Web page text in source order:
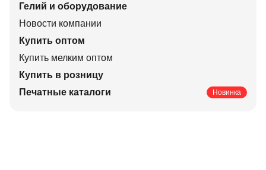
Гелий и оборудование
Новости компании
Купить оптом
Купить мелким оптом
Купить в розницу
Печатные каталоги
Новинка